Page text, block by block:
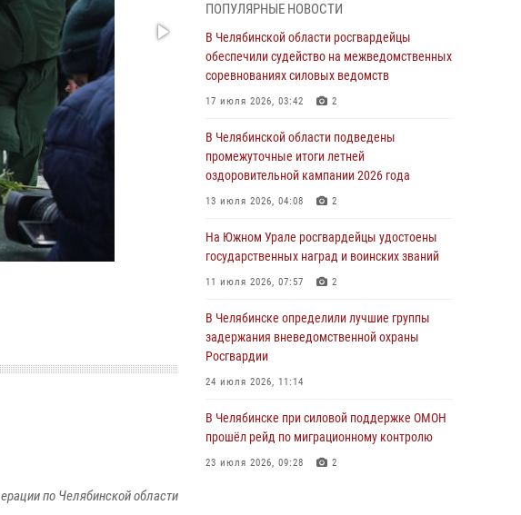
по Челябинской области
грабеже
03 августа 2026, 11:25
Росгвардейцы обеспечили безопасность
празднования Дня ВДВ на Южном Урале
Авиация Росгвардии совершила более 250
санитарных вылетов в Донецкой Народной
Республике
Росгвардия обеспечивает безопасность
граждан на южном направлении
В Уральском округе Росгвардии состоялось
заседание оперативного штаба
30 июля 2026, 10:53
ПОПУЛЯРНЫЕ НОВОСТИ
В Челябинской области росгвардейцы
обеспечили судейство на межведомственных
соревнованиях силовых ведомств
17 июля 2026, 03:42 2
В Челябинской области подведены
промежуточные итоги летней
оздоровительной кампании 2026 года
13 июля 2026, 04:08 2
На Южном Урале росгвардейцы удостоены
государственных наград и воинских званий
11 июля 2026, 07:57 2
В Челябинске определили лучшие группы
задержания вневедомственной охраны
Росгвардии
24 июля 2026, 11:14
В Челябинске при силовой поддержке ОМОН
прошёл рейд по миграционному контролю
23 июля 2026, 09:28 2